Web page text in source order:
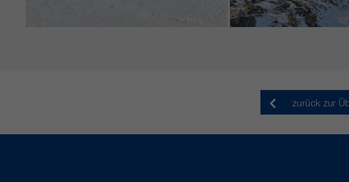
zurück zur